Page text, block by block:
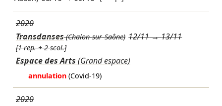
2020
Transdanses(Chalon-sur-Saône) 12/11→13/11
[1 rep. + 2 scol.]
Espace des Arts(Grand espace)
annulation (Covid-19)
2020